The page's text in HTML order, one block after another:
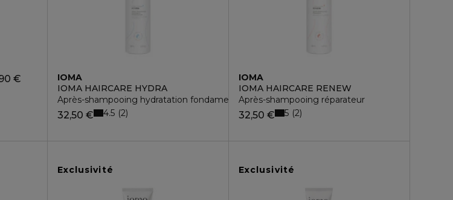
€
IOMA
IOMA HAIRCARE HYDRA
Après-shampooing hydratation fondamentale
32,50 € 4.5 2
IOMA
IOMA HAIRCARE RENEW
Après-shampooing réparateur
32,50 € 5 2
Exclusivité
Exclusivité